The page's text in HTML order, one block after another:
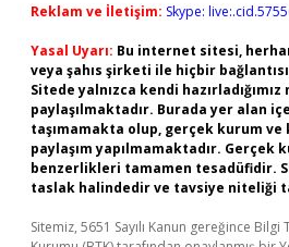
Reklam ve İletişim: Skype:
Yasal Uyarı: Bu internet sitesi,
veya şahıs şirketi ile hiçbir
Sitede yalnızca kendi
paylaşılmaktadır. Burada yer alan
taşımamakta olup, gerçek kurum ve
paylaşım yapılmamaktadır. Gerçek
benzerlikleri tamamen tesadüfidir.
taslak halindedir ve tavsiye niteliği
Sitemiz, 5651 Sayılı Kanun gereğince